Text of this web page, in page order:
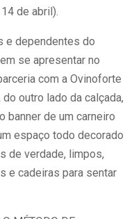
de abril).
e dependentes do
se apresentar no
com a Ovinoforte
outro lado da calçada,
banner de um carneiro
espaço todo decorado
de verdade, limpos,
e cadeiras para sentar